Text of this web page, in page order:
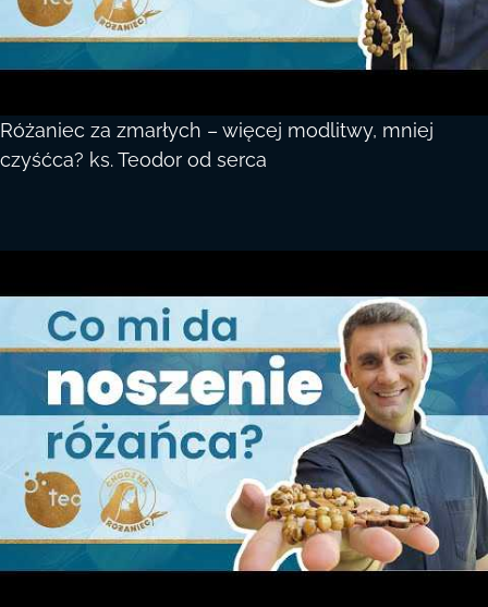
Różaniec za zmarłych – więcej modlitwy, mniej
czyśćca? ks. Teodor od serca